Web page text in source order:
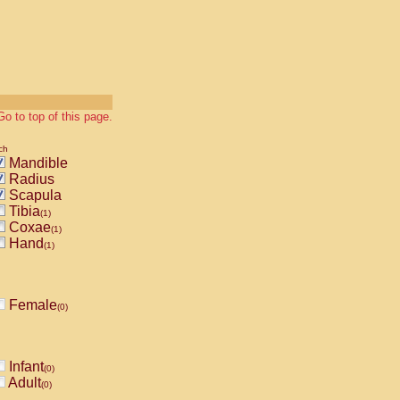
to top of this page.
Mandible
Radius
Scapula
Tibia(1)
Coxae(1)
Hand(1)
Female(0)
Infant(0)
Adult(0)